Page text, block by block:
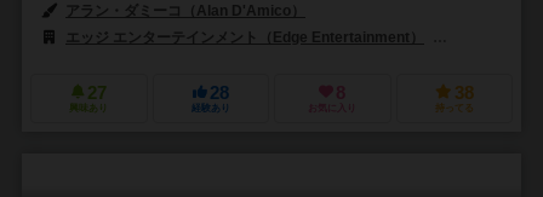
アラン・ダミーコ（Alan D'Amico）
エッジ エンターテインメント（Edge Entertainment）
27
興味あり
28
経験あり
8
お気に入り
38
持ってる